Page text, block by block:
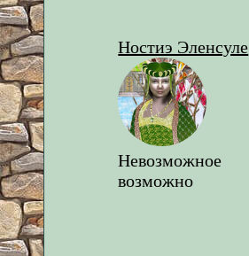
Ностиэ Эленсуле
Невозможное
возможно